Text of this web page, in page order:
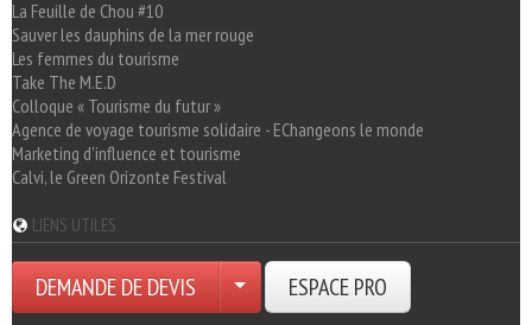
La Feuille de Chou #10
Sauver les dauphins de la mer rouge
Les femmes du tourisme
Take The M.E.D
Colloque « Tourisme du futur »
Agence de voyage tourisme solidaire - EChangeons le monde
Marketing d'influence et tourisme
Calvi, le Green Orizonte Festival
LIENS UTILES
DEMANDE DE DEVIS ESPACE PRO